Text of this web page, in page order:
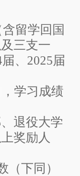
含留学回国
三支一
届、 2025届
学习成绩
退役大学
奖励人
（下同 ）